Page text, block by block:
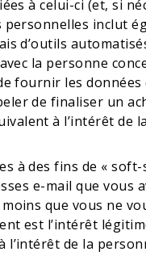
à celui-ci (et, si
inclut
d’outils
la personne
les
de finaliser un
à l’intérêt
à des fins de «
e-mail que vous
que vous ne
est l’intérêt
de la